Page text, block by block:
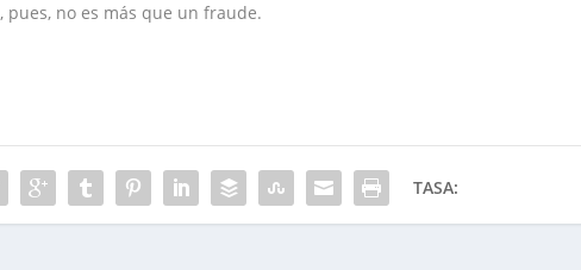
pues, no es más que un fraude.
TASA: